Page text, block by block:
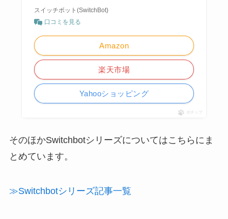
スイッチボット(SwitchBot)
口コミを見る
Amazon
楽天市場
Yahooショッピング
ポチップ
そのほかSwitchbotシリーズについてはこちらにま
とめています。
≫Switchbotシリーズ記事一覧